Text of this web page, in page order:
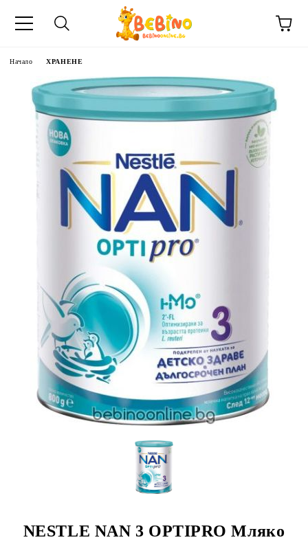
Начало ХРАНЕНЕ
NESTLE NAN 3 OPTIPRO Мляко